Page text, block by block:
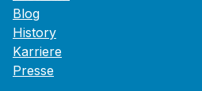
Blog
History
Karriere
Presse